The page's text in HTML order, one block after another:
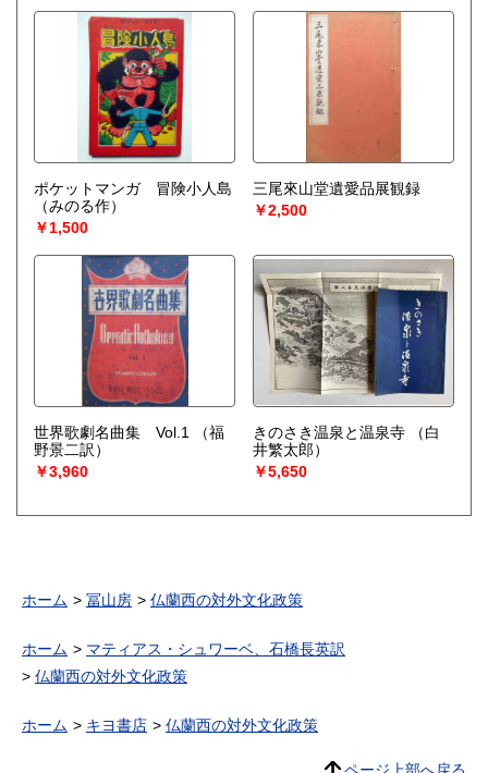
ポケットマンガ 冒険小人島
（みのる作）
￥1,500
三尾來山堂遺愛品展観録
￥2,500
世界歌劇名曲集 Vol.1
（福
野景二訳）
￥3,960
きのさき温泉と温泉寺
（白
井繁太郎）
￥5,650
ホーム 冨山房 仏蘭西の対外文化政策
ホーム
マティアス・シュワーベ、石橋長英訳
仏蘭西の対外文化政策
ホーム キヨ書店 仏蘭西の対外文化政策